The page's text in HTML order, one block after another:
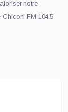
notre
FM 104.5